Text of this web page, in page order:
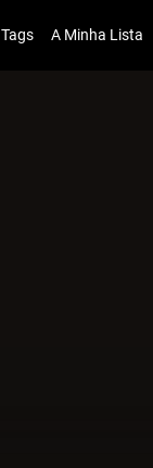
Tags A Minha Lista